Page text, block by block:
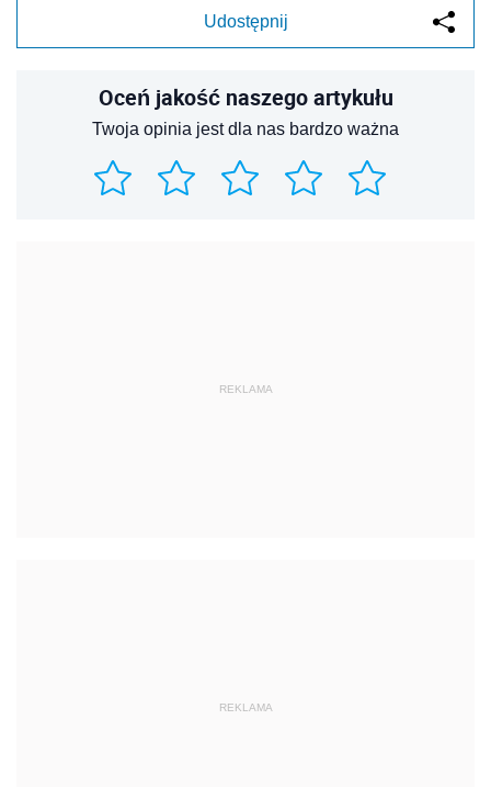
Udostępnij
Oceń jakość naszego artykułu
Twoja opinia jest dla nas bardzo ważna
REKLAMA
REKLAMA